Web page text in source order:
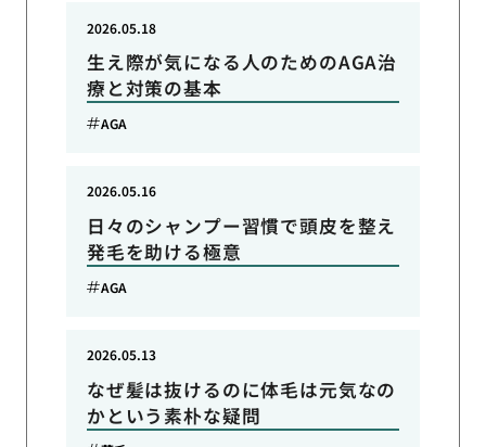
生え際が気になる人のためのAGA治
療と対策の基本
2026.05.18
AGA
日々のシャンプー習慣で頭皮を整え
発毛を助ける極意
2026.05.16
AGA
なぜ髪は抜けるのに体毛は元気なの
かという素朴な疑問
2026.05.13